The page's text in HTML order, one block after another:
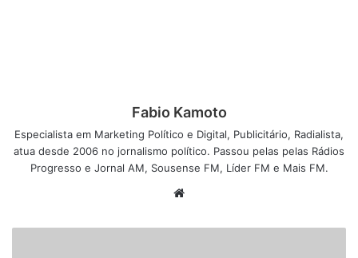
Fabio Kamoto
Especialista em Marketing Político e Digital, Publicitário, Radialista,
atua desde 2006 no jornalismo político. Passou pelas pelas Rádios
Progresso e Jornal AM, Sousense FM, Líder FM e Mais FM.
b